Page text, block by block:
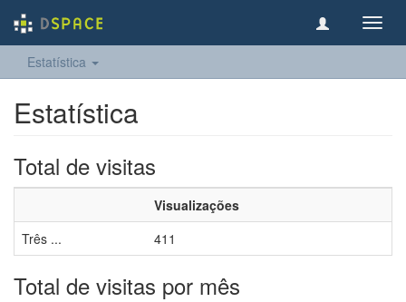
Estatística
Estatística
Total de visitas
Visualizações
Três ...
411
Total de visitas por mês